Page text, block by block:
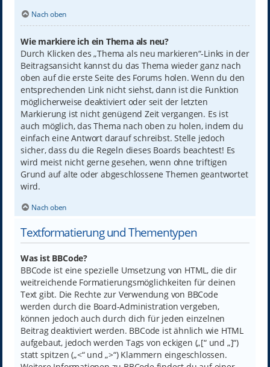
Nach oben
Wie markiere ich ein Thema als neu?
Durch Klicken des „Thema als neu markieren“-Links in der
Beitragsansicht kannst du das Thema wieder ganz nach
oben auf die erste Seite des Forums holen. Wenn du den
entsprechenden Link nicht siehst, dann ist die Funktion
möglicherweise deaktiviert oder seit der letzten
Markierung ist nicht genügend Zeit vergangen. Es ist
auch möglich, das Thema nach oben zu holen, indem du
einfach eine Antwort darauf schreibst. Stelle jedoch
sicher, dass du die Regeln dieses Boards beachtest! Es
wird meist nicht gerne gesehen, wenn ohne triftigen
Grund auf alte oder abgeschlossene Themen geantwortet
wird.
Nach oben
Textformatierung und Thementypen
Was ist BBCode?
BBCode ist eine spezielle Umsetzung von HTML, die dir
weitreichende Formatierungsmöglichkeiten für deinen
Text gibt. Die Rechte zur Verwendung von BBCode
werden durch die Board-Administration vergeben,
können jedoch auch durch dich für jeden einzelnen
Beitrag deaktiviert werden. BBCode ist ähnlich wie HTML
aufgebaut, jedoch werden Tags von eckigen („[“ und „]“)
statt spitzen („<“ und „>“) Klammern eingeschlossen.